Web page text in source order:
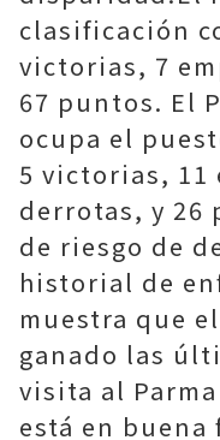
clasificación
victorias, 7
67 puntos. El
ocupa el
5 victorias, 11
derrotas, y 26
de riesgo de
historial de
muestra que
ganado las
visita al
está en